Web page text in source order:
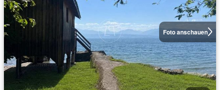
Foto anschauen